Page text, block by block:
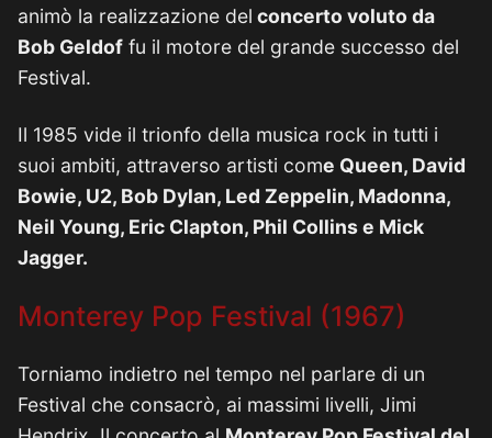
animò la realizzazione del concerto voluto da
Bob Geldof fu il motore del grande successo del
Festival.
Il 1985 vide il trionfo della musica rock in tutti i
suoi ambiti, attraverso artisti come Queen, David
Bowie, U2, Bob Dylan, Led Zeppelin, Madonna,
Neil Young, Eric Clapton, Phil Collins e Mick
Jagger.
Monterey Pop Festival (1967)
Torniamo indietro nel tempo nel parlare di un
Festival che consacrò, ai massimi livelli, Jimi